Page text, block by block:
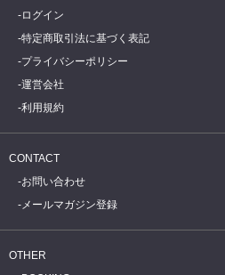
ログイン
特定商取引法に基づく表記
プライバシーポリシー
運営会社
利用規約
CONTACT
お問い合わせ
メールマガジン登録
OTHER